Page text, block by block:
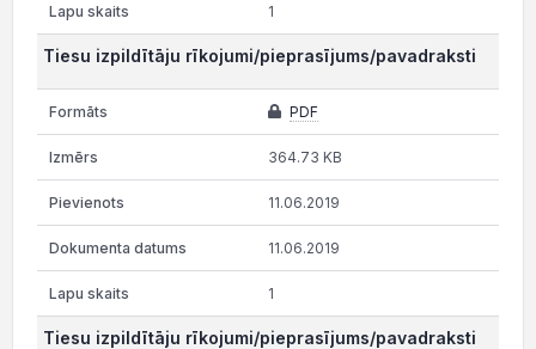
1
Tiesu izpildītāju rīkojumi/pieprasījums/pavadraksti
PDF
364.73 KB
11.06.2019
11.06.2019
1
Tiesu izpildītāju rīkojumi/pieprasījums/pavadraksti